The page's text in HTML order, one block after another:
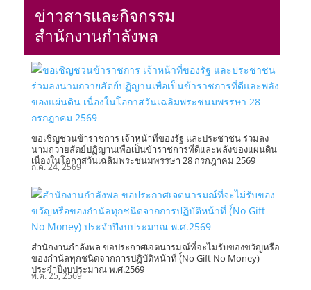
ข่าวสารและกิจกรรม
สำนักงานกำลังพล
ขอเชิญชวนข้าราชการ เจ้าหน้าที่ของรัฐ และประชาชน ร่วมลง
นามถวายสัตย์ปฏิญานเพื่อเป็นข้าราชการที่ดีและพลังของแผ่นดิน
เนื่องในโอกาสวันเฉลิมพระชนมพรรษา 28 กรกฎาคม 2569
ก.ค. 24, 2569
สำนักงานกำลังพล ขอประกาศเจตนารมณ์ที่จะไม่รับของขวัญหรือ
ของกำนัลทุกชนิดจากการปฏิบัติหน้าที่ (์No Gift No Money)
ประจำปีงบประมาณ พ.ศ.2569
พ.ค. 25, 2569